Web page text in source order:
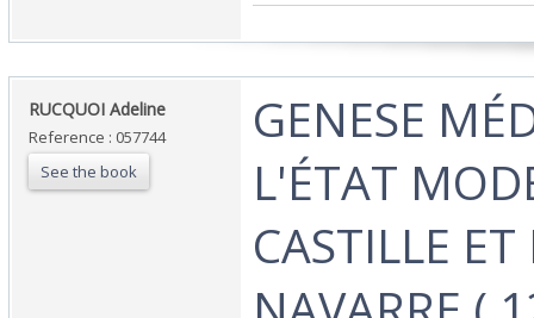
‎RUCQUOI Adeline ‎
Reference : 057744
See the book
‎GENESE
L'ÉTAT
CASTILLE ET